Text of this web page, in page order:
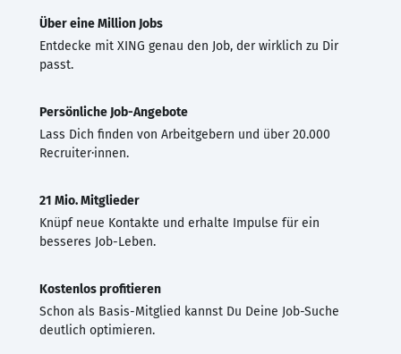
Über eine Million Jobs
Entdecke mit XING genau den Job, der wirklich zu Dir
passt.
Persönliche Job-Angebote
Lass Dich finden von Arbeitgebern und über 20.000
Recruiter·innen.
21 Mio. Mitglieder
Knüpf neue Kontakte und erhalte Impulse für ein
besseres Job-Leben.
Kostenlos profitieren
Schon als Basis-Mitglied kannst Du Deine Job-Suche
deutlich optimieren.